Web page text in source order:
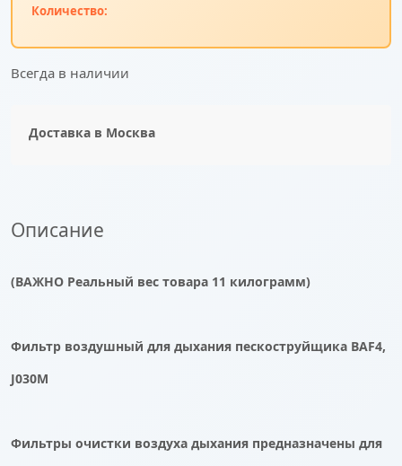
Количество:
Всегда в наличии
Доставка в Москва
Описание
(ВАЖНО Реальный вес товара 11 килограмм)
Фильтр воздушный для дыхания пескоструйщика BAF4,
J030M
Фильтры очистки воздуха дыхания предназначены для